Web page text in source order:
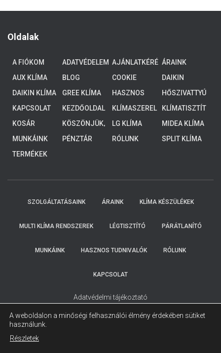
Oldalak
A FIÓKOM ADATVÉDELEM AJÁNLATKÉRÉ ÁRAINK
AUX KLÍMA
BLOG
COOKIE
DAIKIN
ALACSONY
HŐMÉRSÉKLE
RENDSZEREK,
DAIKIN KLÍMA GREE KLÍMA
HASZNOS
TUDNIVALÓK
HŐSZIVATTYÚ
KAPCSOLAT KEZDŐOLDAL
KLÍMASZEREL
KLÍMATISZTÍT
KOSÁR
KÖSZÖNJÜK,
HOGY
ELKÜLDTE
FELKERESIK
LG KLÍMA
MIDEA KLÍMA
MUNKÁINK
PÉNZTÁR RÓLUNK
SPLIT KLÍMA
TERMÉKEK
SZOLGÁLTATÁSAINK ÁRAINK KLÍMA KÉSZÜLÉKEK
MULTI KLÍMA RENDSZEREK LÉGTISZTÍTÓ PÁRÁTLANÍTÓ
MUNKÁINK HASZNOS TUDNIVALÓK RÓLUNK
KAPCSOLAT
Adatvédelmi tájékoztató
A weboldalon a minőségi felhasználói élmény érdekében sütiket
használunk.
Részletek